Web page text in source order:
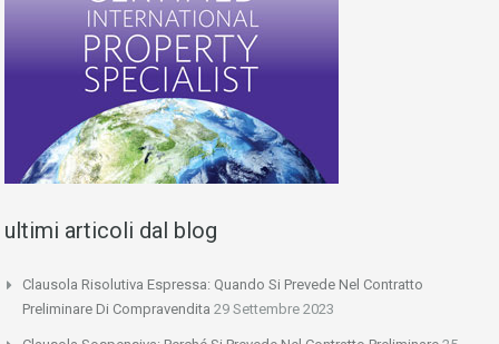
ultimi articoli dal blog
Clausola Risolutiva Espressa: Quando Si Prevede Nel Contratto
Preliminare Di Compravendita 29 Settembre 2023